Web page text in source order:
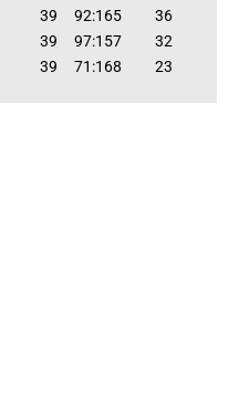
39 92:165
36
39 97:157
32
39 71:168 23